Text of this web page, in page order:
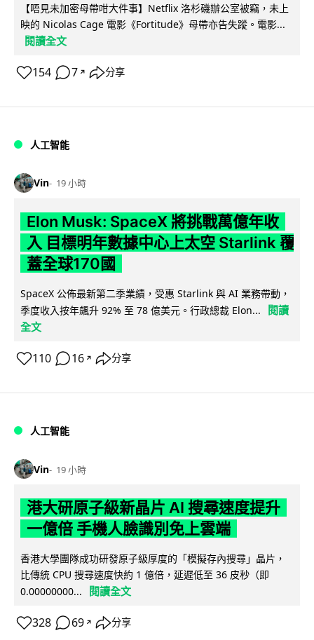
【唔見未加密母帶咁大件事】Netflix 洛杉磯辦公室被竊，未上
映的 Nicolas Cage 電影《Fortitude》母帶亦告失蹤。電影...
閱讀全文
154 7 ↗ 分享
人工智能
Vin 19 小時
Elon Musk: SpaceX 將挑戰萬億年收
入 目標明年數據中心上太空 Starlink 覆
蓋全球170國
SpaceX 公佈最新第二季業績，受惠 Starlink 與 AI 業務帶動，
季度收入按年飆升 92% 至 78 億美元。行政總裁 Elon...
閱讀
全文
110 16 ↗ 分享
人工智能
Vin 19 小時
港大研原子級新晶片 AI 搜尋速度提升
一億倍 手機人臉識別免上雲端
香港大學團隊成功研發原子級厚度的「模擬存內搜尋」晶片，
比傳統 CPU 搜尋速度快約 1 億倍，延遲低至 36 皮秒（即
0.00000000...
閱讀全文
328 69 ↗ 分享